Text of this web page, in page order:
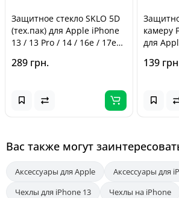
Защитное стекло SKLO 5D
(тех.пак) для Apple iPhone
13 / 13 Pro / 14 / 16e / 17e
Белая подложка
289 грн.
камеру
для
139
Вас также могут
Аксессуары для Apple
Аксессуары для
Чехлы для iPhone 13
Чехлы на iPhone